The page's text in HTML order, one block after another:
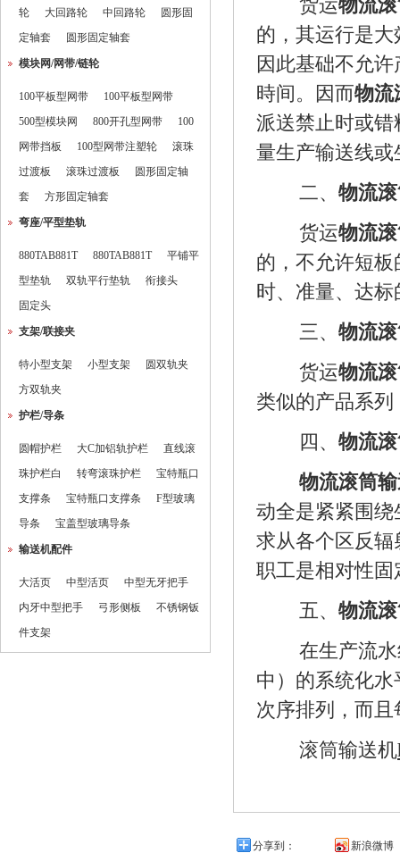
轮
大回路轮 中回路轮
圆形固
定轴套
圆形固定轴套
模块网/网带/链轮
100平板型网带
100平板型网带
500型模块网
800开孔型网带
100
网带挡板
100型网带注塑轮
滚珠
过渡板
滚珠过渡板
圆形固定轴
套
方形固定轴套
弯座/平型垫轨
880TAB881T 880TAB881T
平铺平
型垫轨
双轨平行垫轨
衔接头
固定头
支架/联接夹
特小型支架 小型支架
圆双轨夹
方双轨夹
护栏/导条
圆帽护栏 大C加铝轨护栏
直线滚
珠护栏白
转弯滚珠护栏
宝特瓶口
支撑条
宝特瓶口支撑条
F型玻璃
导条
宝盖型玻璃导条
输送机配件
大活页 中型活页
中型无牙把手
内牙中型把手
弓形侧板
不锈钢钣
件支架
货运物流
的，其运行是
因此基础不允
時间。因而物流
派送禁止时或
量生产输送线
二、 物流
货运物流
的，不允许短
时、准量、达
三、 物流
货运物流
类似的产品系
四、 物流
物流滚筒
动全是紧紧围
求从各个区反
职工是相对性
五、 物流
在生产流水
中）的系统化
次序排列，而
滚筒输送机
分享到： 新浪微博